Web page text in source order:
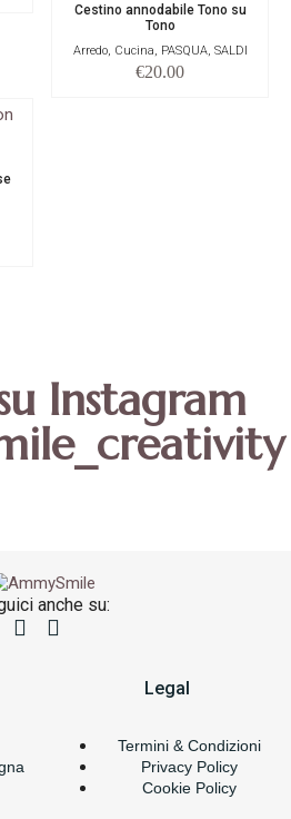
Cestino annodabile Tono su
Tono
Arredo, Cucina, PASQUA, SALDI
€20.00
Instagram
anche su:
Legal
Termini & Condizioni
Privacy Policy
Cookie Policy